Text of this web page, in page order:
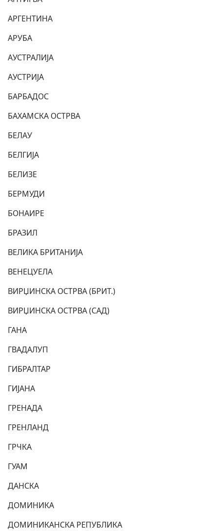
АРГЕНТИНА
АРУБА
АУСТРАЛИЈА
АУСТРИЈА
БАРБАДОС
БАХАМСКА ОСТРВА
БЕЛАУ
БЕЛГИЈА
БЕЛИЗЕ
БЕРМУДИ
БОНАИРЕ
БРАЗИЛ
ВЕЛИКА БРИТАНИЈА
ВЕНЕЦУЕЛА
ВИРЏИНСКА ОСТРВА (БРИТ.)
ВИРЏИНСКА ОСТРВА (САД)
ГАНА
ГВАДАЛУП
ГИБРАЛТАР
ГИЈАНА
ГРЕНАДА
ГРЕНЛАНД
ГРЧКА
ГУАМ
ДАНСКА
ДОМИНИКА
ДОМИНИКАНСКА РЕПУБЛИКА